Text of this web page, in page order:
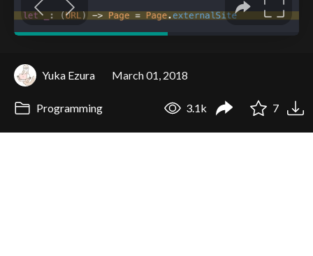
Yuka Ezura March 01, 2018
Programming 3.1k 7